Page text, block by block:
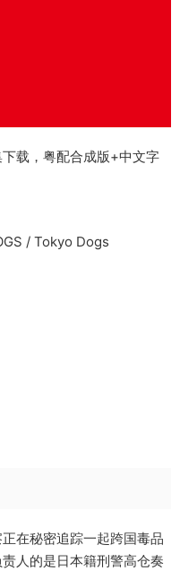
载，粤配合成版+中文字
/ Tokyo Dogs
在秘密追踪一起跨国毒品
人的是日本籍刑警高仓奏